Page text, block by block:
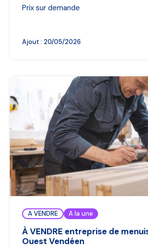
Prix sur demande
Ajout : 20/05/2026
A VENDRE A la une
À VENDRE entreprise de
Ouest Vendéen